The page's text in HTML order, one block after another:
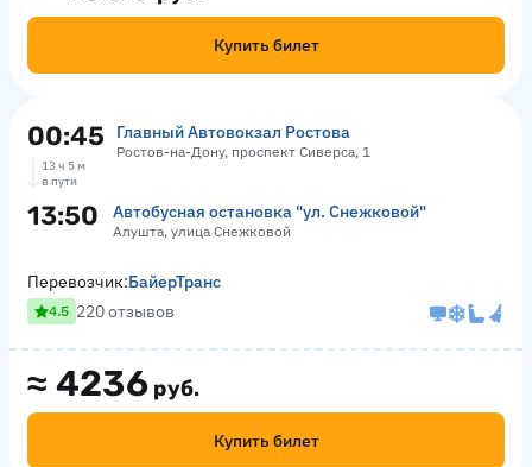
Купить билет
00:45 Главный Автовокзал Ростова
Ростов-на-Дону, проспект Сиверса, 1
13 ч 5 м
в пути
13:50 Автобусная остановка "ул. Снежковой"
Алушта, улица Снежковой
≈ 4236 руб.
Купить билет
Перевозчик:БайерТранс
4.5 220 отзывов